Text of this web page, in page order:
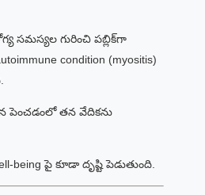
సమస్యల గురించి పబ్లిక్‌గా
condition (myositis)
తన వేదికను
పై కూడా దృష్టి పెడుతుంది.